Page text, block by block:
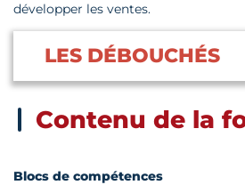
développer les ventes.
LES DÉBOUCHÉS
Contenu de la
Blocs de compétences